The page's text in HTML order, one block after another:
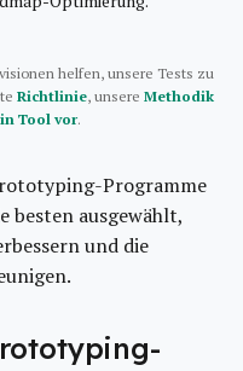
helfen, unsere Tests zu
Richtlinie, unsere Methodik
Tool vor.
Programme
besten ausgewählt,
und die